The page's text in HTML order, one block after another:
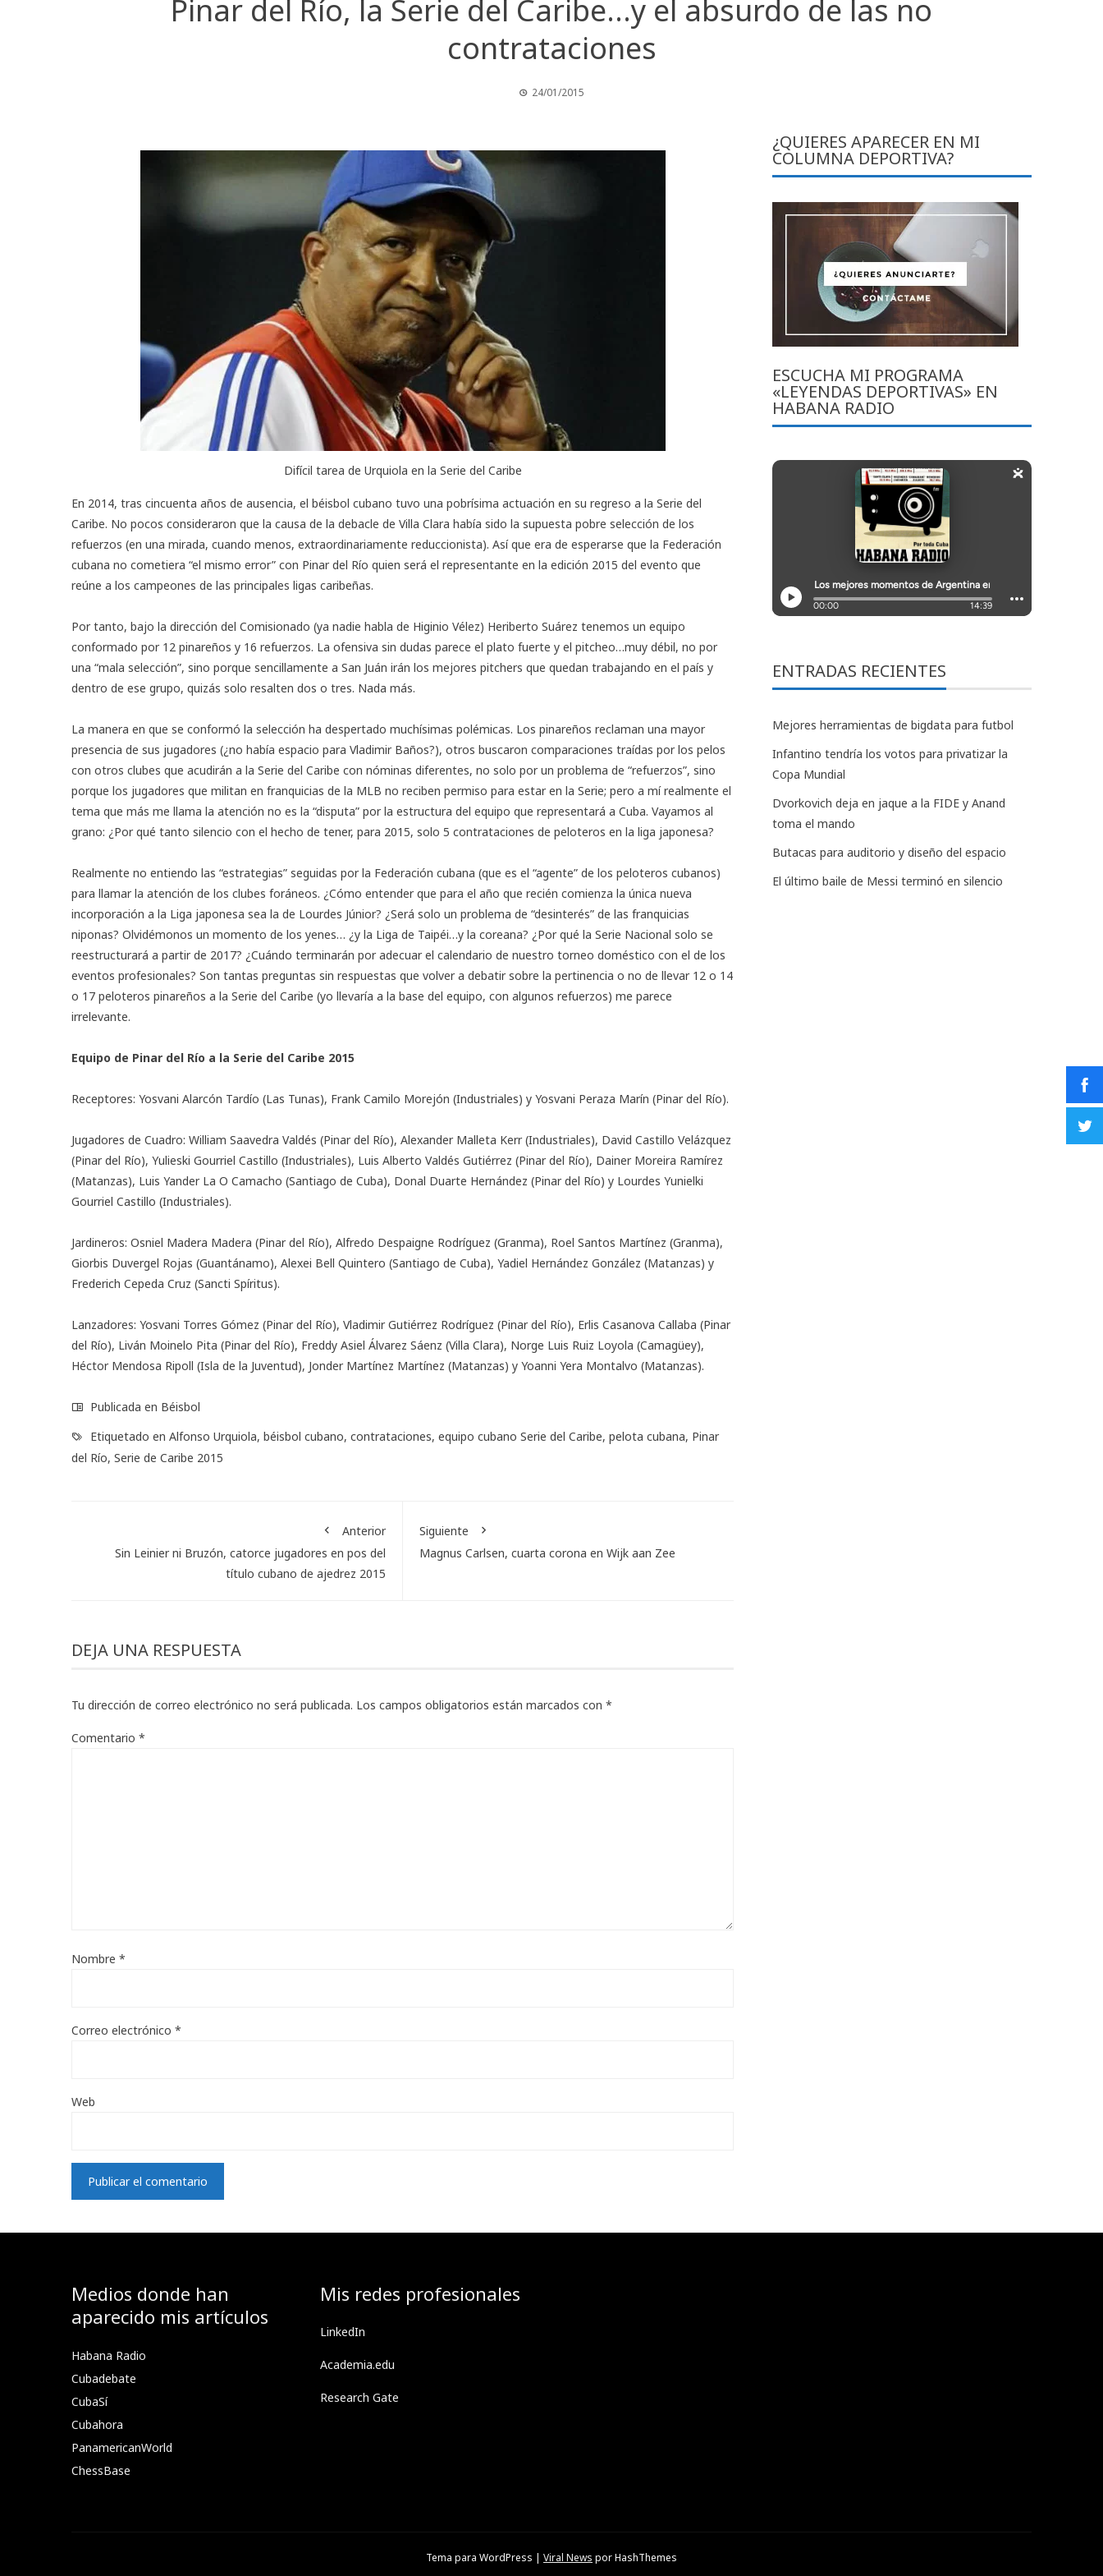
Pinar del Río, la Serie del Caribe…y el absurdo de las no
contrataciones
24/01/2015
Difícil tarea de Urquiola en la Serie del Caribe
En 2014, tras cincuenta años de ausencia, el béisbol cubano tuvo una pobrísima actuación en su regreso a la Serie del
Caribe. No pocos consideraron que la causa de la debacle de Villa Clara había sido la supuesta pobre selección de los
refuerzos (en una mirada, cuando menos, extraordinariamente reduccionista). Así que era de esperarse que la Federación
cubana no cometiera “el mismo error” con Pinar del Río quien será el representante en la edición 2015 del evento que
reúne a los campeones de las principales ligas caribeñas.
Por tanto, bajo la dirección del Comisionado (ya nadie habla de Higinio Vélez) Heriberto Suárez tenemos un equipo
conformado por 12 pinareños y 16 refuerzos. La ofensiva sin dudas parece el plato fuerte y el pitcheo…muy débil, no por
una “mala selección”, sino porque sencillamente a San Juán irán los mejores pitchers que quedan trabajando en el país y
dentro de ese grupo, quizás solo resalten dos o tres. Nada más.
La manera en que se conformó la selección ha despertado muchísimas polémicas. Los pinareños reclaman una mayor
presencia de sus jugadores (¿no había espacio para Vladimir Baños?), otros buscaron comparaciones traídas por los pelos
con otros clubes que acudirán a la Serie del Caribe con nóminas diferentes, no solo por un problema de “refuerzos”, sino
porque los jugadores que militan en franquicias de la MLB no reciben permiso para estar en la Serie; pero a mí realmente el
tema que más me llama la atención no es la “disputa” por la estructura del equipo que representará a Cuba. Vayamos al
grano: ¿Por qué tanto silencio con el hecho de tener, para 2015, solo 5 contrataciones de peloteros en la liga japonesa?
Realmente no entiendo las “estrategias” seguidas por la Federación cubana (que es el “agente” de los peloteros cubanos)
para llamar la atención de los clubes foráneos. ¿Cómo entender que para el año que recién comienza la única nueva
incorporación a la Liga japonesa sea la de Lourdes Júnior? ¿Será solo un problema de “desinterés” de las franquicias
niponas? Olvidémonos un momento de los yenes… ¿y la Liga de Taipéi…y la coreana? ¿Por qué la Serie Nacional solo se
reestructurará a partir de 2017? ¿Cuándo terminarán por adecuar el calendario de nuestro torneo doméstico con el de los
eventos profesionales? Son tantas preguntas sin respuestas que volver a debatir sobre la pertinencia o no de llevar 12 o 14
o 17 peloteros pinareños a la Serie del Caribe (yo llevaría a la base del equipo, con algunos refuerzos) me parece
irrelevante.
Equipo de Pinar del Río a la Serie del Caribe 2015
Receptores: Yosvani Alarcón Tardío (Las Tunas), Frank Camilo Morejón (Industriales) y Yosvani Peraza Marín (Pinar del Río).
Jugadores de Cuadro: William Saavedra Valdés (Pinar del Río), Alexander Malleta Kerr (Industriales), David Castillo Velázquez
(Pinar del Río), Yulieski Gourriel Castillo (Industriales), Luis Alberto Valdés Gutiérrez (Pinar del Río), Dainer Moreira Ramírez
(Matanzas), Luis Yander La O Camacho (Santiago de Cuba), Donal Duarte Hernández (Pinar del Río) y Lourdes Yunielki
Gourriel Castillo (Industriales).
Jardineros: Osniel Madera Madera (Pinar del Río), Alfredo Despaigne Rodríguez (Granma), Roel Santos Martínez (Granma),
Giorbis Duvergel Rojas (Guantánamo), Alexei Bell Quintero (Santiago de Cuba), Yadiel Hernández González (Matanzas) y
Frederich Cepeda Cruz (Sancti Spíritus).
Lanzadores: Yosvani Torres Gómez (Pinar del Río), Vladimir Gutiérrez Rodríguez (Pinar del Río), Erlis Casanova Callaba (Pinar
del Río), Liván Moinelo Pita (Pinar del Río), Freddy Asiel Álvarez Sáenz (Villa Clara), Norge Luis Ruiz Loyola (Camagüey),
Héctor Mendosa Ripoll (Isla de la Juventud), Jonder Martínez Martínez (Matanzas) y Yoanni Yera Montalvo (Matanzas).
Publicada en Béisbol
Etiquetado en Alfonso Urquiola, béisbol cubano, contrataciones, equipo cubano Serie del Caribe, pelota cubana, Pinar
del Río, Serie de Caribe 2015
Anterior
Sin Leinier ni Bruzón, catorce jugadores en pos del
título cubano de ajedrez 2015
Siguiente
Magnus Carlsen, cuarta corona en Wijk aan Zee
DEJA UNA RESPUESTA
Tu dirección de correo electrónico no será publicada. Los campos obligatorios están marcados con *
Comentario *
Nombre *
Correo electrónico *
Web
¿QUIERES APARECER EN MI
COLUMNA DEPORTIVA?
ESCUCHA MI PROGRAMA
«LEYENDAS DEPORTIVAS» EN
HABANA RADIO
ENTRADAS RECIENTES
Mejores herramientas de bigdata para futbol
Infantino tendría los votos para privatizar la
Copa Mundial
Dvorkovich deja en jaque a la FIDE y Anand
toma el mando
Butacas para auditorio y diseño del espacio
El último baile de Messi terminó en silencio
Medios donde han
aparecido mis artículos
Habana Radio
Cubadebate
CubaSí
Cubahora
PanamericanWorld
ChessBase
Mis redes profesionales
LinkedIn
Academia.edu
Research Gate
Tema para WordPress | Viral News por HashThemes